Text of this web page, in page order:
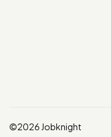
©2026 Jobknight